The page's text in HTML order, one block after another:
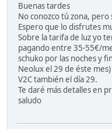
Buenas tardes
No conozco tú zona,
Espero que lo disfrutes
Sobre la tarifa de luz yo
pagando entre 35-55€/
schuko por las noches y
Neolux el 29 de éste
V2C también el día 29.
Te daré más detalles en
saludo